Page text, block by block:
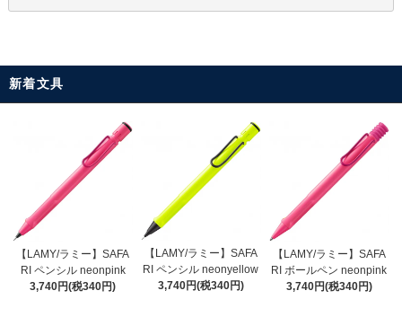
新着文具
【LAMY/ラミー】SAFA
RI ペンシル neonpink
3,740円(税340円)
【LAMY/ラミー】SAFA
RI ペンシル neonyellow
3,740円(税340円)
【LAMY/ラミー】SAFA
RI ボールペン neonpink
3,740円(税340円)